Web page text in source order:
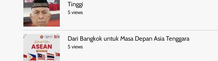
Tinggi
5 views
Dari Bangkok untuk Masa Depan Asia Tenggara
5 views